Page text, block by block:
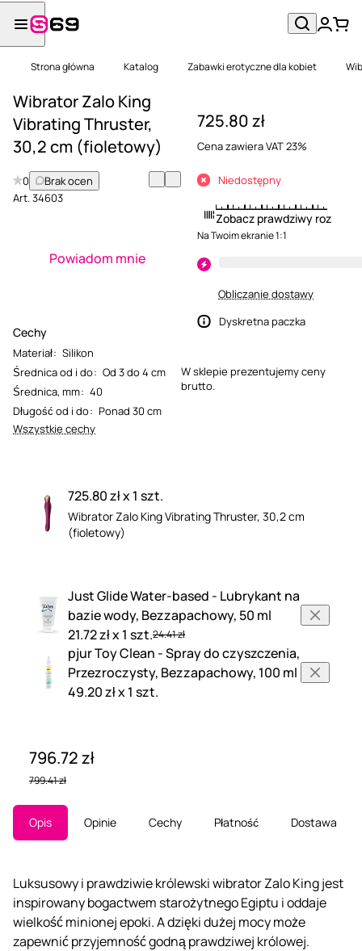
Strona główna Katalog Zabawki erotyczne dla kobiet
Wibrator Zalo King
Vibrating Thruster,
30,2 cm (fioletowy)
0
Brak ocen
Art.34603
Powiadom mnie
Cechy
Materiał: Silikon
Średnica od i do: Od 3 do 4 cm
Średnica, mm: 40
Długość od i do: Ponad 30 cm
Wszystkie cechy
725.80 zł
Cena zawiera VAT 23%
Niedostępny
Zobacz prawdziwy rozmiar
Na Twoim ekranie 1:1
Obliczanie dostawy
Dyskretna paczka
W sklepie prezentujemy ceny
brutto.
725.80 zł x 1 szt.
Wibrator Zalo King Vibrating Thruster, 30,2 cm
(fioletowy)
Just Glide Water-based - Lubrykant na
bazie wody, Bezzapachowy, 50 ml
21.72 zł x 1 szt.24.41 zł
pjur Toy Clean - Spray do czyszczenia,
Przezroczysty, Bezzapachowy, 100 ml
49.20 zł x 1 szt.
796.72 zł
799.41 zł
Opis Opinie Cechy Płatność Dostawa
Luksusowy i prawdziwie królewski wibrator Zalo King jest
inspirowany bogactwem starożytnego Egiptu i oddaje
wielkość minionej epoki. A dzięki dużej mocy może
zapewnić przyjemność godną prawdziwej królowej.